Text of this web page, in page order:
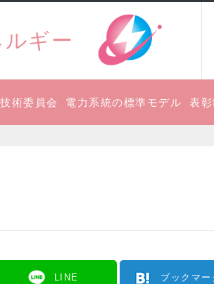
ギー
技術委員会 電力系統の標準モデル 表
LINE ブックマー